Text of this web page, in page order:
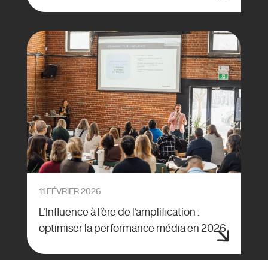
11 FÉVRIER 2026
L’Influence à l’ère de l’amplification :
optimiser la performance média en 2026